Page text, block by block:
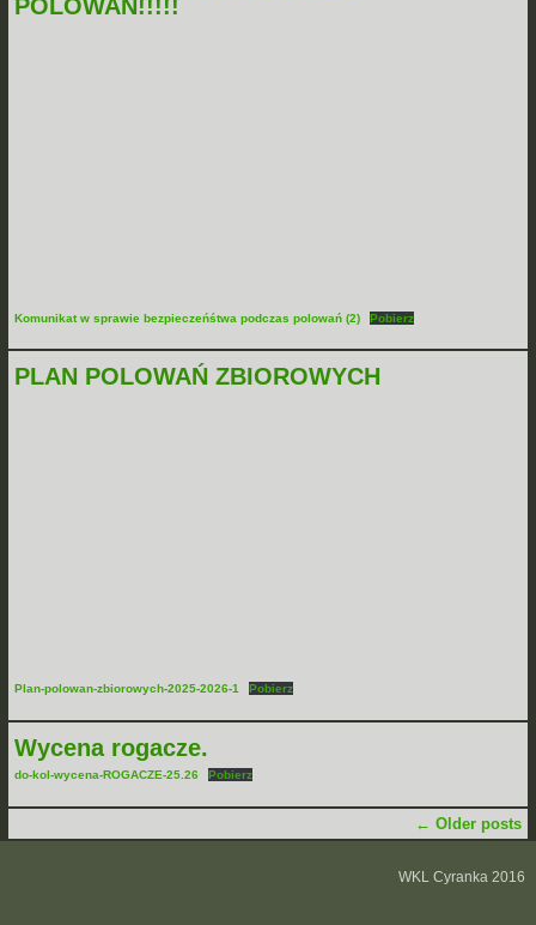
POLOWAŃ!!!!!
Komunikat w sprawie bezpieczeńśtwa podczas polowań (2) Pobierz
PLAN POLOWAŃ ZBIOROWYCH
Plan-polowan-zbiorowych-2025-2026-1 Pobierz
Wycena rogacze.
do-kol-wycena-ROGACZE-25.26 Pobierz
← Older posts
WKL Cyranka 2016